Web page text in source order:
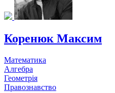
Коренюк Максим
Математика
Алгебра
Геометрія
Правознавство